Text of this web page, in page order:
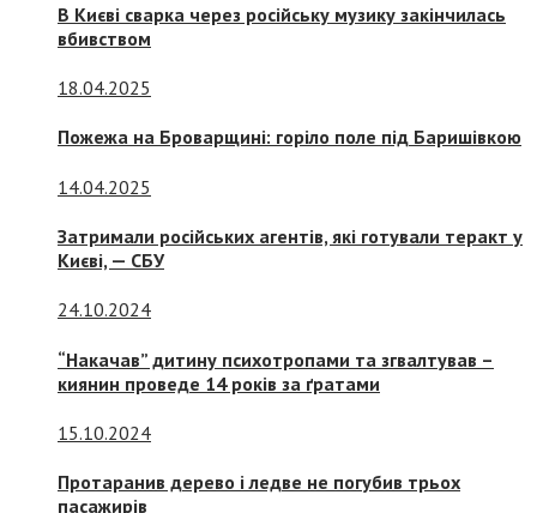
В Києві сварка через російську музику закінчилась
вбивством
18.04.2025
Пожежа на Броварщині: горіло поле під Баришівкою
14.04.2025
Затримали російських агентів, які готували теракт у
Києві, — СБУ
24.10.2024
“Накачав” дитину психотропами та згвалтував –
киянин проведе 14 років за ґратами
15.10.2024
Протаранив дерево і ледве не погубив трьох
пасажирів